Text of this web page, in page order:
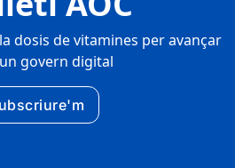
dosis de vitamines per avançar
govern digital